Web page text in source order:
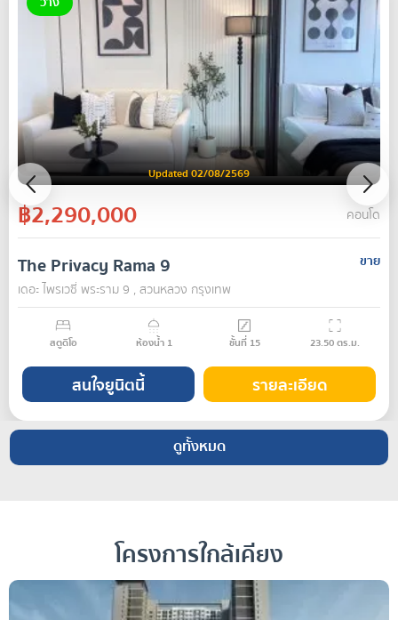
Updated 02/08/2569
฿2,290,000 คอนโด
The Privacy Rama 9
ขาย
เดอะ ไพรเวซี่ พระราม 9 , สวนหลวง กรุงเทพ
สตูดิโอ ห้องน้ำ 1 ชั้นที่ 15 23.50ตร.ม.
สนใจยูนิตนี้ รายละเอียด
ดูทั้งหมด
โครงการใกล้เคียง